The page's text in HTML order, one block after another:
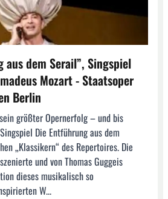
aus dem Serail”, Singspiel
Mozart - Staatsoper
Berlin
größter Opernerfolg – und bis
Die Entführung aus dem
„Klassikern“ des Repertoires. Die
und von Thomas Guggeis
dieses musikalisch so
W...